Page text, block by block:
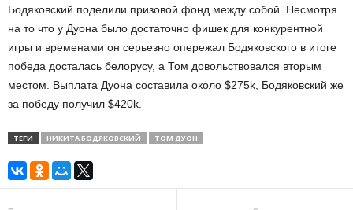
Бодяковский поделили призовой фонд между собой. Несмотря
на то что у Дуона было достаточно фишек для конкурентной
игры и временами он серьезно опережал Бодяковского в итоге
победа досталась белорусу, а Том довольствовался вторым
местом. Выплата Дуона составила около $275k, Бодяковский же
за победу получил $420k.
ТЕГИ НИКИТА БОДЯКОВСКИЙ ТОМ ДУОН